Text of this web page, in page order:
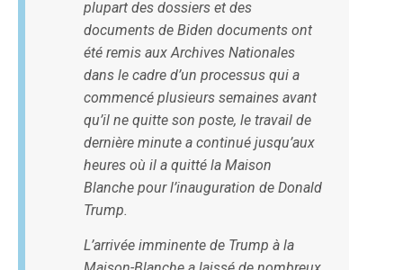
plupart des dossiers et des
documents de Biden documents ont
été remis aux Archives Nationales
dans le cadre d’un processus qui a
commencé plusieurs semaines avant
qu’il ne quitte son poste, le travail de
dernière minute a continué jusqu’aux
heures où il a quitté la Maison
Blanche pour l’inauguration de Donald
Trump.
L’arrivée imminente de Trump à la